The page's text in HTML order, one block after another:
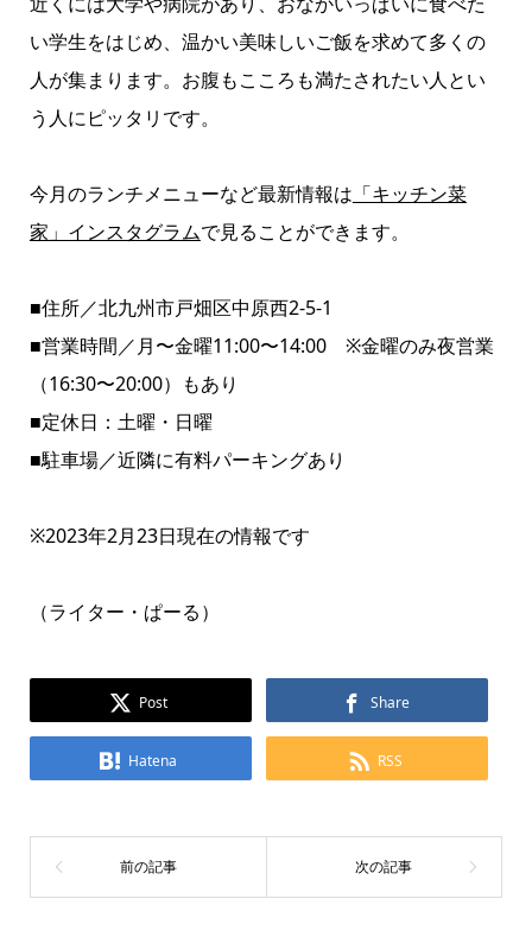
い学生をはじめ、温かい美味しいご飯を求めて多くの
人が集まります。お腹もこころも満たされたい人とい
う人にピッタリです。
今月のランチメニューなど最新情報は 「キッチン菜
家」インスタグラムで見ることができます。
■住所／北九州市戸畑区中原西2-5-1
■営業時間／月〜金曜11:00〜14:00 ※金曜のみ夜営業
（16:30〜20:00）もあり
■定休日：土曜・日曜
■駐車場／近隣に有料パーキングあり
※2023年2月23日現在の情報です
（ライター・ぱーる）
Post Share
Hatena RSS